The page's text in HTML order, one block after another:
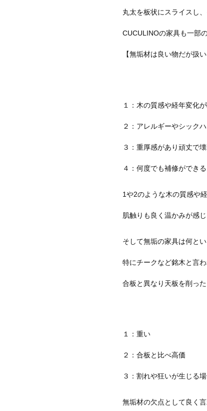
丸太を板状にスライスし
CUCULINOの家具も一部
【無垢材は良い物だが扱
１：木の質感や経年変化
２：アレルギーやシック
３：重厚感があり頑丈で
４：何度でも補修ができる
1や2のような木の質感や
肌触りも良く温かみが感
そして無垢の家具は何と
特にチークなど銘木と言
合板と異なり天板を削っ
１：重い
２：合板と比べ高価
３：割れや狂いが生じる
無垢材の欠点として良く